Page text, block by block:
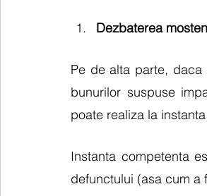
Dezbaterea
Pe de alta parte, daca
bunurilor suspuse
poate realiza la
Instanta competenta
defunctului (asa cum a